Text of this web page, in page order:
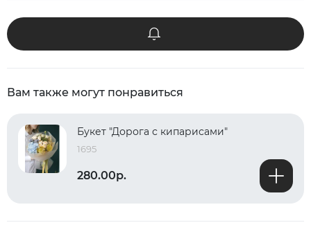
Вам также могут понравиться
Букет "Дорога с кипарисами"
1695
280.00р.